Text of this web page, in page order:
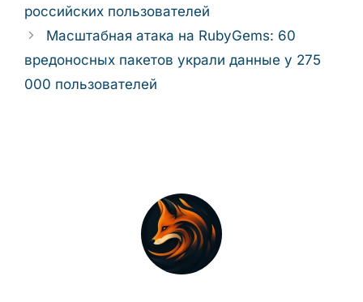
российских пользователей
Масштабная атака на RubyGems: 60
вредоносных пакетов украли данные у 275
000 пользователей